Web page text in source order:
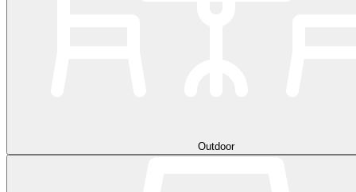
Outdoor